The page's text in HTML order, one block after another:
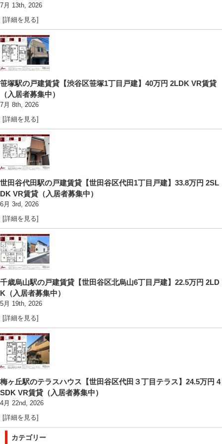
7月 13th, 2026
[詳細を見る]
笹塚駅の戸建賃貸【渋谷区笹塚1丁目戸建】40万円 2LDK VR賃貸
（入居者募集中）
7月 8th, 2026
[詳細を見る]
世田谷代田駅の戸建賃貸【世田谷区代田1丁目戸建】33.8万円 2SL
DK VR賃貸（入居者募集中）
6月 3rd, 2026
[詳細を見る]
千歳烏山駅の戸建賃貸【世田谷区北烏山6丁目戸建】22.5万円 2LD
K（入居者募集中）
5月 19th, 2026
[詳細を見る]
梅ヶ丘駅のテラスハウス【世田谷区代田３丁目テラス】24.5万円 4
SDK VR賃貸（入居者募集中）
4月 22nd, 2026
[詳細を見る]
カテゴリー